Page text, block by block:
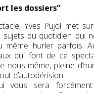
les dossiers”
Yves Pujol met
du quotidien qui
même hurler parfois.
qui font de ce
nous-même, pleine
d’autodérision.
vous sera